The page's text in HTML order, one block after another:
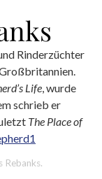
Rinderzüchter
Life, wurde
schrieb er
The Place of
Rebanks.